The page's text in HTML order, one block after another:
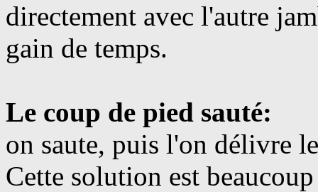
directement avec l'autre
gain de temps.
Le coup de pied sauté:
on saute, puis l'on délivre
Cette solution est